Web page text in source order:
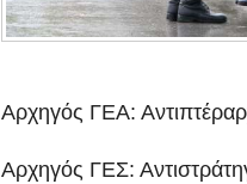
Αρχηγός ΓΕΑ:
Αρχηγός ΓΕΣ: